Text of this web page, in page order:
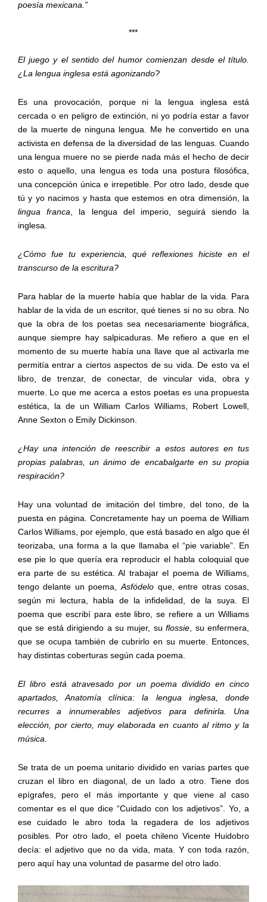
poesía mexicana.”
***
El juego y el sentido del humor comienzan desde el título.
¿La lengua inglesa está agonizando?
Es una provocación, porque ni la lengua inglesa está
cercada o en peligro de extinción, ni yo podría estar a favor
de la muerte de ninguna lengua. Me he convertido en una
activista en defensa de la diversidad de las lenguas. Cuando
una lengua muere no se pierde nada más el hecho de decir
esto o aquello, una lengua es toda una postura filosófica,
una concepción única e irrepetible. Por otro lado, desde que
tú y yo nacimos y hasta que estemos en otra dimensión, la
lingua franca , la lengua del imperio, seguirá siendo la
inglesa.
¿Cómo fue tu experiencia, qué reflexiones hiciste en el
transcurso de la escritura?
Para hablar de la muerte había que hablar de la vida. Para
hablar de la vida de un escritor, qué tienes si no su obra. No
que la obra de los poetas sea necesariamente biográfica,
aunque siempre hay salpicaduras. Me refiero a que en el
momento de su muerte había una llave que al activarla me
permitía entrar a ciertos aspectos de su vida. De esto va el
libro, de trenzar, de conectar, de vincular vida, obra y
muerte. Lo que me acerca a estos poetas es una propuesta
estética, la de un William Carlos Williams, Robert Lowell,
Anne Sexton o Emily Dickinson.
¿Hay una intención de reescribir a estos autores en tus
propias palabras, un ánimo de encabalgarte en su propia
respiración?
Hay una voluntad de imitación del timbre, del tono, de la
puesta en página. Concretamente hay un poema de William
Carlos Williams, por ejemplo, que está basado en algo que él
teorizaba, una forma a la que llamaba el “pie variable”. En
ese pie lo que quería era reproducir el habla coloquial que
era parte de su estética. Al trabajar el poema de Williams,
tengo delante un poema, Asfódelo que, entre otras cosas,
según mi lectura, habla de la infidelidad, de la suya. El
poema que escribí para este libro, se refiere a un Williams
que se está dirigiendo a su mujer, suflossie , su enfermera,
que se ocupa también de cubrirlo en su muerte. Entonces,
hay distintas coberturas según cada poema.
El libro está atravesado por un poema dividido en cinco
apartados, Anatomía clínica: la lengua inglesa, donde
recurres a innumerables adjetivos para definirla. Una
elección, por cierto, muy elaborada en cuanto al ritmo y la
música.
Se trata de un poema unitario dividido en varias partes que
cruzan el libro en diagonal, de un lado a otro. Tiene dos
epígrafes, pero el más importante y que viene al caso
comentar es el que dice “Cuidado con los adjetivos”. Yo, a
ese cuidado le abro toda la regadera de los adjetivos
posibles. Por otro lado, el poeta chileno Vicente Huidobro
decía: el adjetivo que no da vida, mata. Y con toda razón,
pero aquí hay una voluntad de pasarme del otro lado.